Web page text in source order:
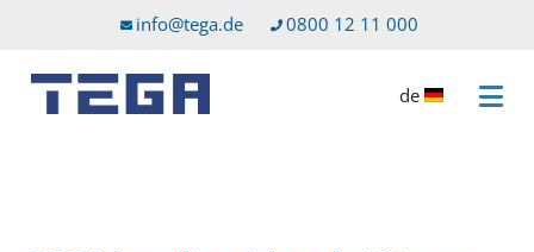
zum Servicemenüinfo@tega.de 0800 12 11 000
Menü
de